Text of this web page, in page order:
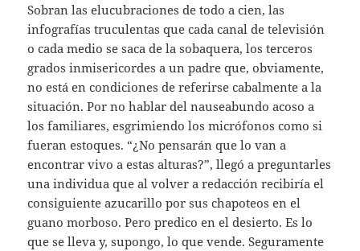
Sobran las elucubraciones de todo a cien, las
infografías truculentas que cada canal de televisión
o cada medio se saca de la sobaquera, los terceros
grados inmisericordes a un padre que, obviamente,
no está en condiciones de referirse cabalmente a la
situación. Por no hablar del nauseabundo acoso a
los familiares, esgrimiendo los micrófonos como si
fueran estoques. “¿No pensarán que lo van a
encontrar vivo a estas alturas?”, llegó a preguntarles
una individua que al volver a redacción recibiría el
consiguiente azucarillo por sus chapoteos en el
guano morboso. Pero predico en el desierto. Es lo
que se lleva y, supongo, lo que vende. Seguramente